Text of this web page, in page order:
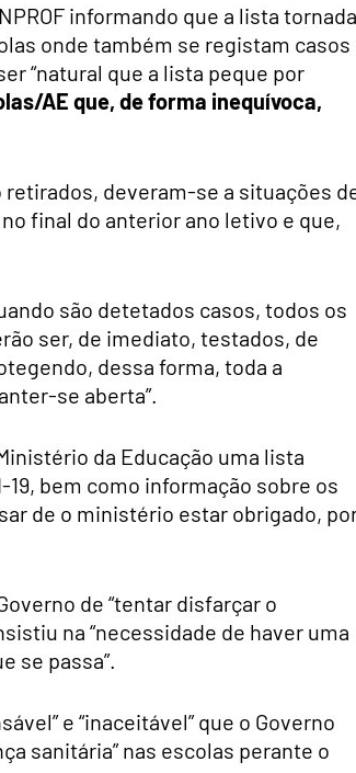
informando que a lista tornada
onde também se registam casos
“natural que a lista peque por
AE que, de forma inequívoca,
deveram-se a situações
final do anterior ano letivo e que,
são detetados casos, todos os
ser, de imediato, testados, de
dessa forma, toda a
se aberta”.
da Educação uma lista
bem como informação sobre os
de o ministério estar obrigado,
de “tentar disfarçar o
na “necessidade de haver uma
se passa”.
e “inaceitável” que o Governo
sanitária” nas escolas perante o